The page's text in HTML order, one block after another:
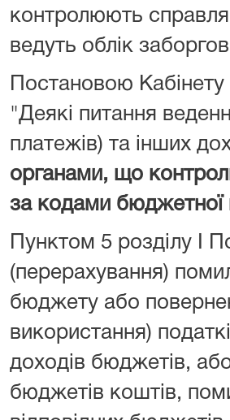
контролюють
ведуть облік
Постановою
"Деякі питання
платежів) та інших
органами, що
за кодами бюджетної
Пунктом 5 розділу I
(перерахування)
бюджету або
використання)
доходів бюджетів,
бюджетів коштів,